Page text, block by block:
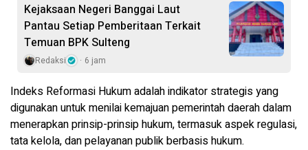
Kejaksaan Negeri Banggai Laut
Pantau Setiap Pemberitaan Terkait
Temuan BPK Sulteng
Redaksi 6 jam
Indeks Reformasi Hukum adalah indikator strategis yang
digunakan untuk menilai kemajuan pemerintah daerah dalam
menerapkan prinsip-prinsip hukum, termasuk aspek regulasi,
tata kelola, dan pelayanan publik berbasis hukum.